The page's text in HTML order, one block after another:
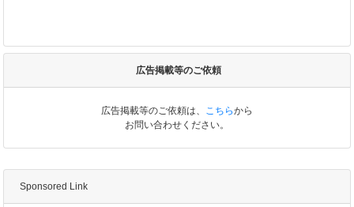
広告掲載等のご依頼
広告掲載等のご依頼は、 こちらから
お問い合わせください。
Sponsored Link